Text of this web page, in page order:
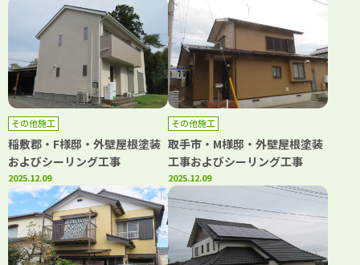
その他施工
稲敷郡・F様邸・外壁屋根塗装
およびシーリング工事
2025.12.09
その他施工
取手市・M様邸・外壁屋根塗装
工事およびシーリング工事
2025.12.09